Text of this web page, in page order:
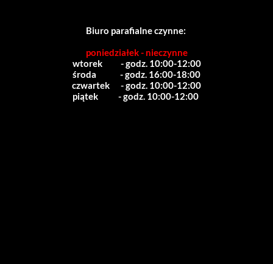
Biuro parafialne czynne:
poniedziałek - nieczynne
wtorek          - godz. 10:00-12:00
środa             - godz. 16:00-18:00
czwartek      - godz. 10:00-12:00
piątek           - godz. 10:00-12:00